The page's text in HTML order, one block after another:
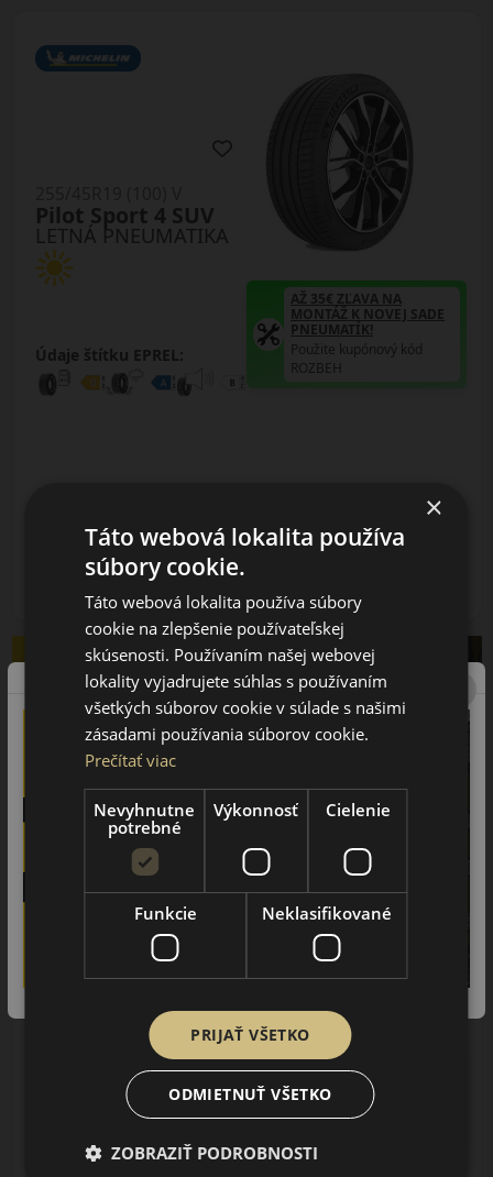
LETNÁ PNEUMATIKA
Pilot Sport 4 SUV
Údaje štítku EPREL:
AŽ 35€ ZĽAVA NA
MONTÁŽ K NOVEJ SADE
PNEUMATÍK!
Použite kupónový kód
ROZBEH
216.25 EUR
ks
Pilot Sport 4 SUV XL
265/50R19 (110) Y
Údaje štítku EPREL:
AŽ 35€ ZĽAVA NA
MONTÁŽ K NOVEJ SADE
PNEUMATÍK!
Použite kupónový kód
×
Táto webová lokalita používa
súbory cookie.
Táto webová lokalita používa súbory
cookie na zlepšenie používateľskej
skúsenosti. Používaním našej webovej
lokality vyjadrujete súhlas s používaním
všetkých súborov cookie v súlade s našimi
zásadami používania súborov cookie.
Prečítať viac
Nevyhnutne
potrebné
Výkonnosť Cielenie
Funkcie Neklasifikované
PRIJAŤ VŠETKO
ODMIETNUŤ VŠETKO
ZOBRAZIŤ PODROBNOSTI